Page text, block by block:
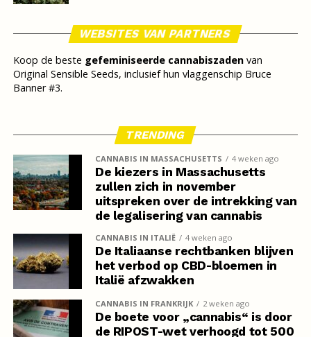
WEBSITES VAN PARTNERS
Koop de beste gefeminiseerde cannabiszadenvan
Original Sensible Seeds, inclusief hun vlaggenschip Bruce
Banner #3.
TRENDING
CANNABIS IN MASSACHUSETTS 4 weken ago
De kiezers in Massachusetts
zullen zich in november
uitspreken over de intrekking van
de legalisering van cannabis
CANNABIS IN ITALIË 4 weken ago
De Italiaanse rechtbanken blijven
het verbod op CBD-bloemen in
Italië afzwakken
CANNABIS IN FRANKRIJK 2 weken ago
De boete voor „cannabis“ is door
de RIPOST-wet verhoogd tot 500